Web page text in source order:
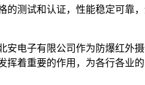
测试和认证，性能稳定可靠
电子有限公司作为防爆红外
着重要的作用，为各行各业的